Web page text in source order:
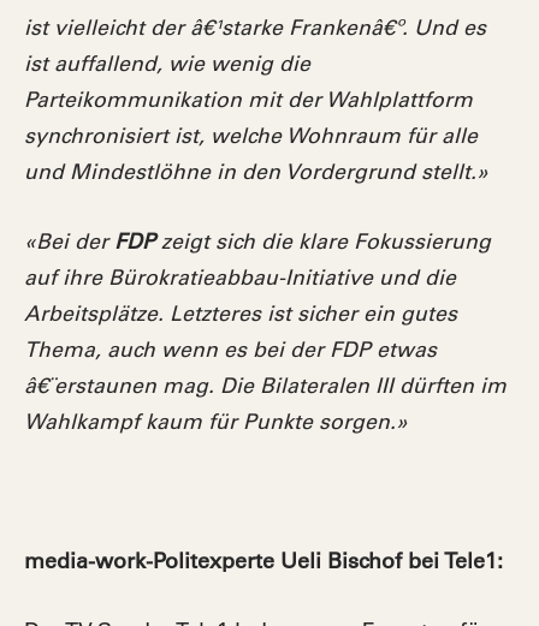
ist vielleicht der â€¹starke Frankenâ€º. Und es
ist auffallend, wie wenig die
Parteikommunikation mit der Wahlplattform
synchronisiert ist, welche Wohnraum für alle
und Mindestlöhne in den Vordergrund stellt.»
«Bei derFDPzeigt sich die klare Fokussierung
auf ihre Bürokratieabbau-Initiative und die
Arbeitsplätze. Letzteres ist sicher ein gutes
Thema, auch wenn es bei der FDP etwas
â€¨erstaunen mag. Die Bilateralen III dürften im
Wahlkampf kaum für Punkte sorgen.»
media-work-Politexperte Ueli Bischof bei Tele1: